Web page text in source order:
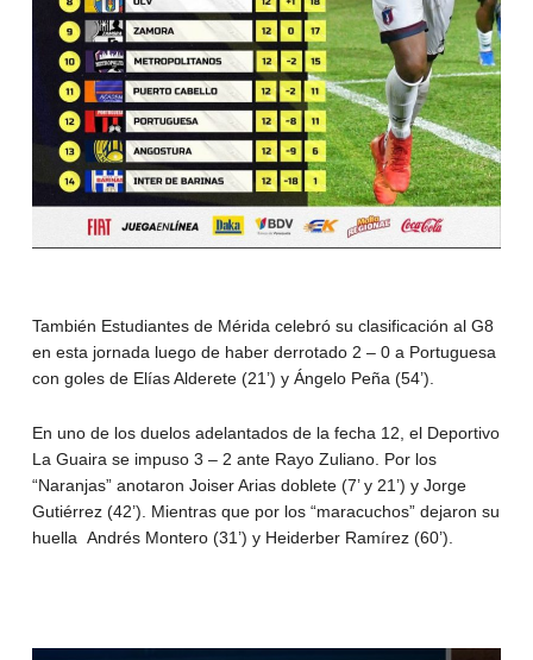
También Estudiantes de Mérida celebró su clasificación al G8
en esta jornada luego de haber derrotado 2 – 0 a Portuguesa
con goles de Elías Alderete (21’) y Ángelo Peña (54’).
En uno de los duelos adelantados de la fecha 12, el Deportivo
La Guaira se impuso 3 – 2 ante Rayo Zuliano. Por los
“Naranjas” anotaron Joiser Arias doblete (7’ y 21’) y Jorge
Gutiérrez (42’). Mientras que por los “maracuchos” dejaron su
huella Andrés Montero (31’) y Heiderber Ramírez (60’).